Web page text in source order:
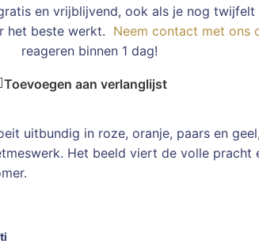
en vrijblijvend, ook als je nog
het beste werkt. Neem contact met ons
reageren binnen 1 dag!
Toevoegen aan verlanglijst
uitbundig in roze, oranje, paars en geel,
Het beeld viert de volle pracht